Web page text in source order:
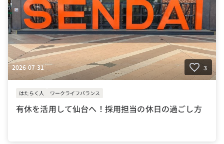
2026-07-31 3
はたらく人 ワークライフバランス
有休を活用して仙台へ！採用担当の休日の過ごし方